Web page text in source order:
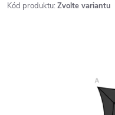
Kód produktu: Zvolte variantu